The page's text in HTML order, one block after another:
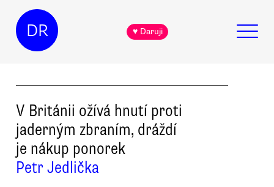
DR ♥ Daruji
V Británii ožívá hnutí proti
jaderným zbraním, dráždí
je nákup ponorek
Petr Jedlička